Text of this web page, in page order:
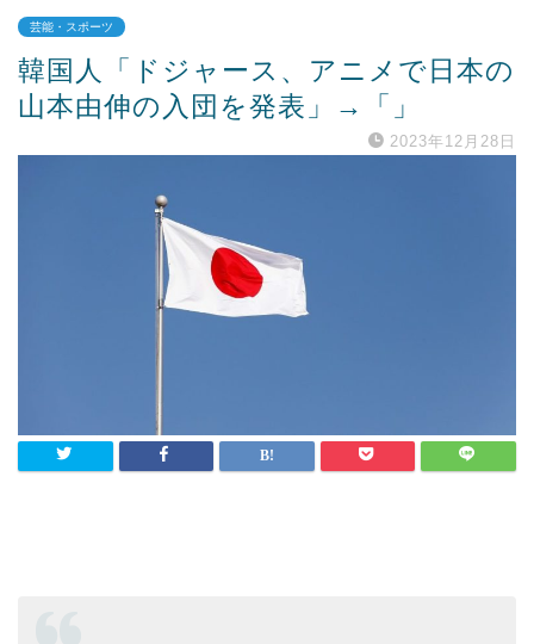
Powered by livedoor 相互RSS
芸能・スポーツ
韓国人「ドジャース、アニメで日本の
山本由伸の入団を発表」→「」
2023年12月28日